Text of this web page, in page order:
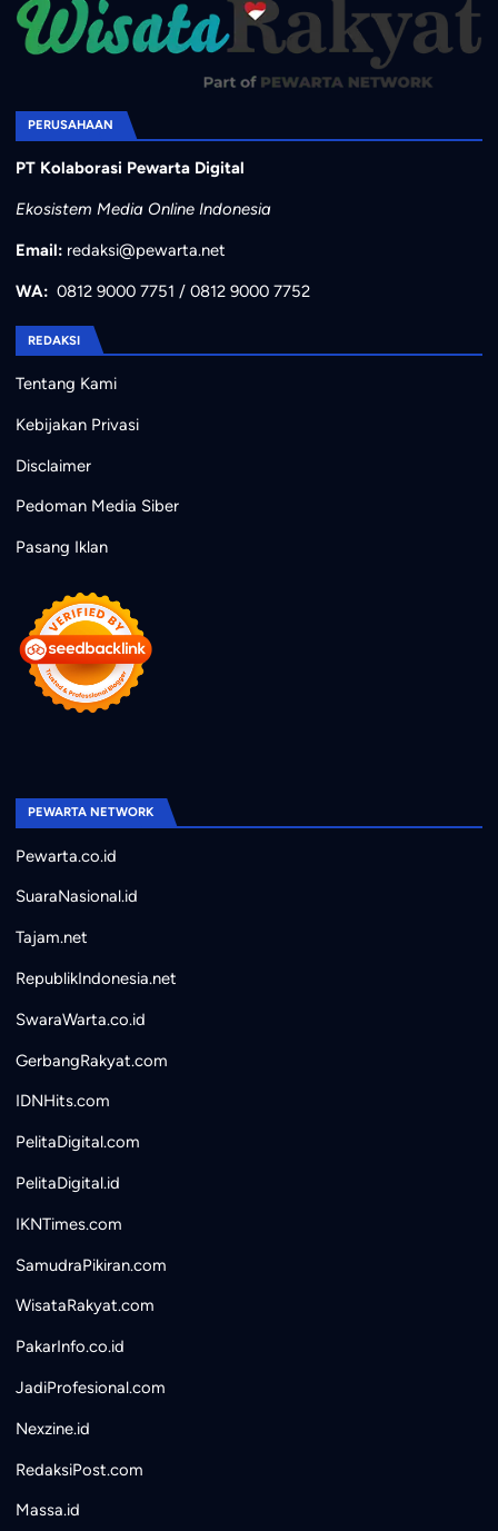
PERUSAHAAN
PT Kolaborasi Pewarta Digital
Ekosistem Media Online Indonesia
Email: redaksi@pewarta.net
WA: 0812 9000 7751 / 0812 9000 7752
REDAKSI
Tentang Kami
Kebijakan Privasi
Disclaimer
Pedoman Media Siber
Pasang Iklan
PEWARTA NETWORK
Pewarta.co.id
SuaraNasional.id
Tajam.net
RepublikIndonesia.net
SwaraWarta.co.id
GerbangRakyat.com
IDNHits.com
PelitaDigital.com
PelitaDigital.id
IKNTimes.com
SamudraPikiran.com
WisataRakyat.com
PakarInfo.co.id
JadiProfesional.com
Nexzine.id
RedaksiPost.com
Massa.id